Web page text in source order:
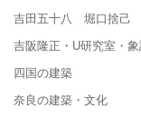
吉田五十八 堀口捨
吉阪隆正・U研究室・
四国の建築
奈良の建築・文化